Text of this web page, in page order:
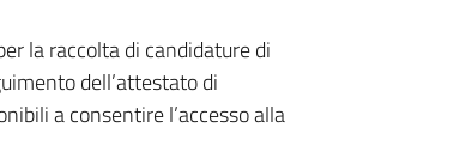
la raccolta di candidature di
dell’attestato di
a consentire l’accesso alla